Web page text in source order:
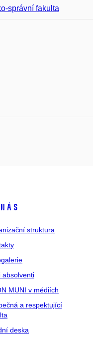
správní fakulta
struktura
absolventi
MUNI v médiích
a respektující
deska